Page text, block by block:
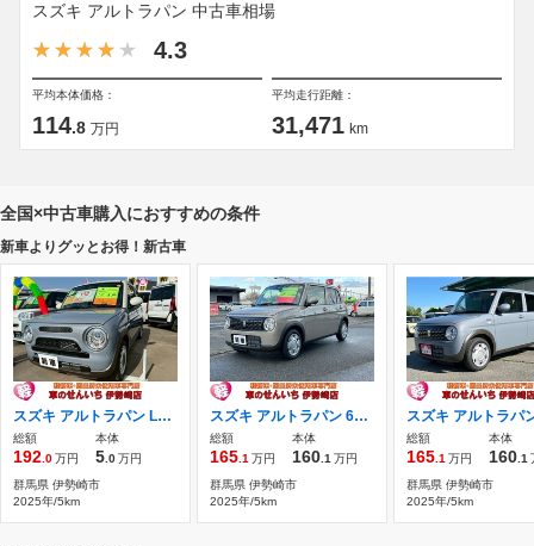
スズキ アルトラパン 中古車相場
4.3
平均本体価格：
114.8 万円
平均走行距離：
31,471 km
全国×中古車購入におすすめの条件
新車よりグッとお得！新古車
スズキ アルトラパン LC 660 ハイブリッド X
総額
192 .0万円
本体
5 .0万円
群馬県 伊勢崎市
2025年/5km
スズキ アルトラパン 660 ハイブリッド L
総額
165 .1 万円
本体
160 .1 万円
群馬県 伊勢崎市
2025年/5km
総額
165 .1 万円
本体
160 .1
群馬県 伊勢崎市
2025年/5km